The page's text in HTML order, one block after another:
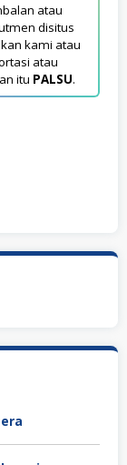
atau
disitus
kami atau
atau
itu PALSU.